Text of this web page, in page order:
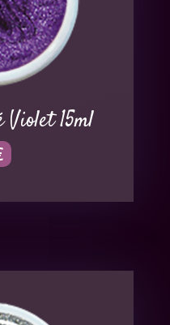
Violet 15ml